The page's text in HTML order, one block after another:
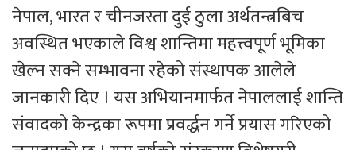
नेपाल, भारत र चीनजस्ता दुई ठुला अर्थतन्त्रबिच
अवस्थित भएकाले विश्व शान्तिमा महत्त्वपूर्ण भूमिका
खेल्न सक्ने सम्भावना रहेको संस्थापक आलेले
जानकारी दिए । यस अभियानमार्फत नेपाललाई शान्ति
संवादको केन्द्रका रूपमा प्रवर्द्धन गर्ने प्रयास गरिएको